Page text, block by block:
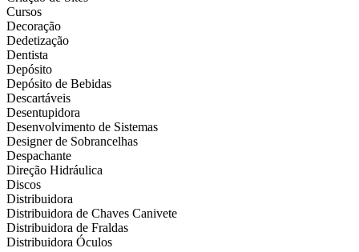
Cursos
Decoração
Dedetização
Dentista
Depósito
Depósito de Bebidas
Descartáveis
Desentupidora
Desenvolvimento de Sistemas
Designer de Sobrancelhas
Despachante
Direção Hidráulica
Discos
Distribuidora
Distribuidora de Chaves Canivete
Distribuidora de Fraldas
Distribuidora Óculos